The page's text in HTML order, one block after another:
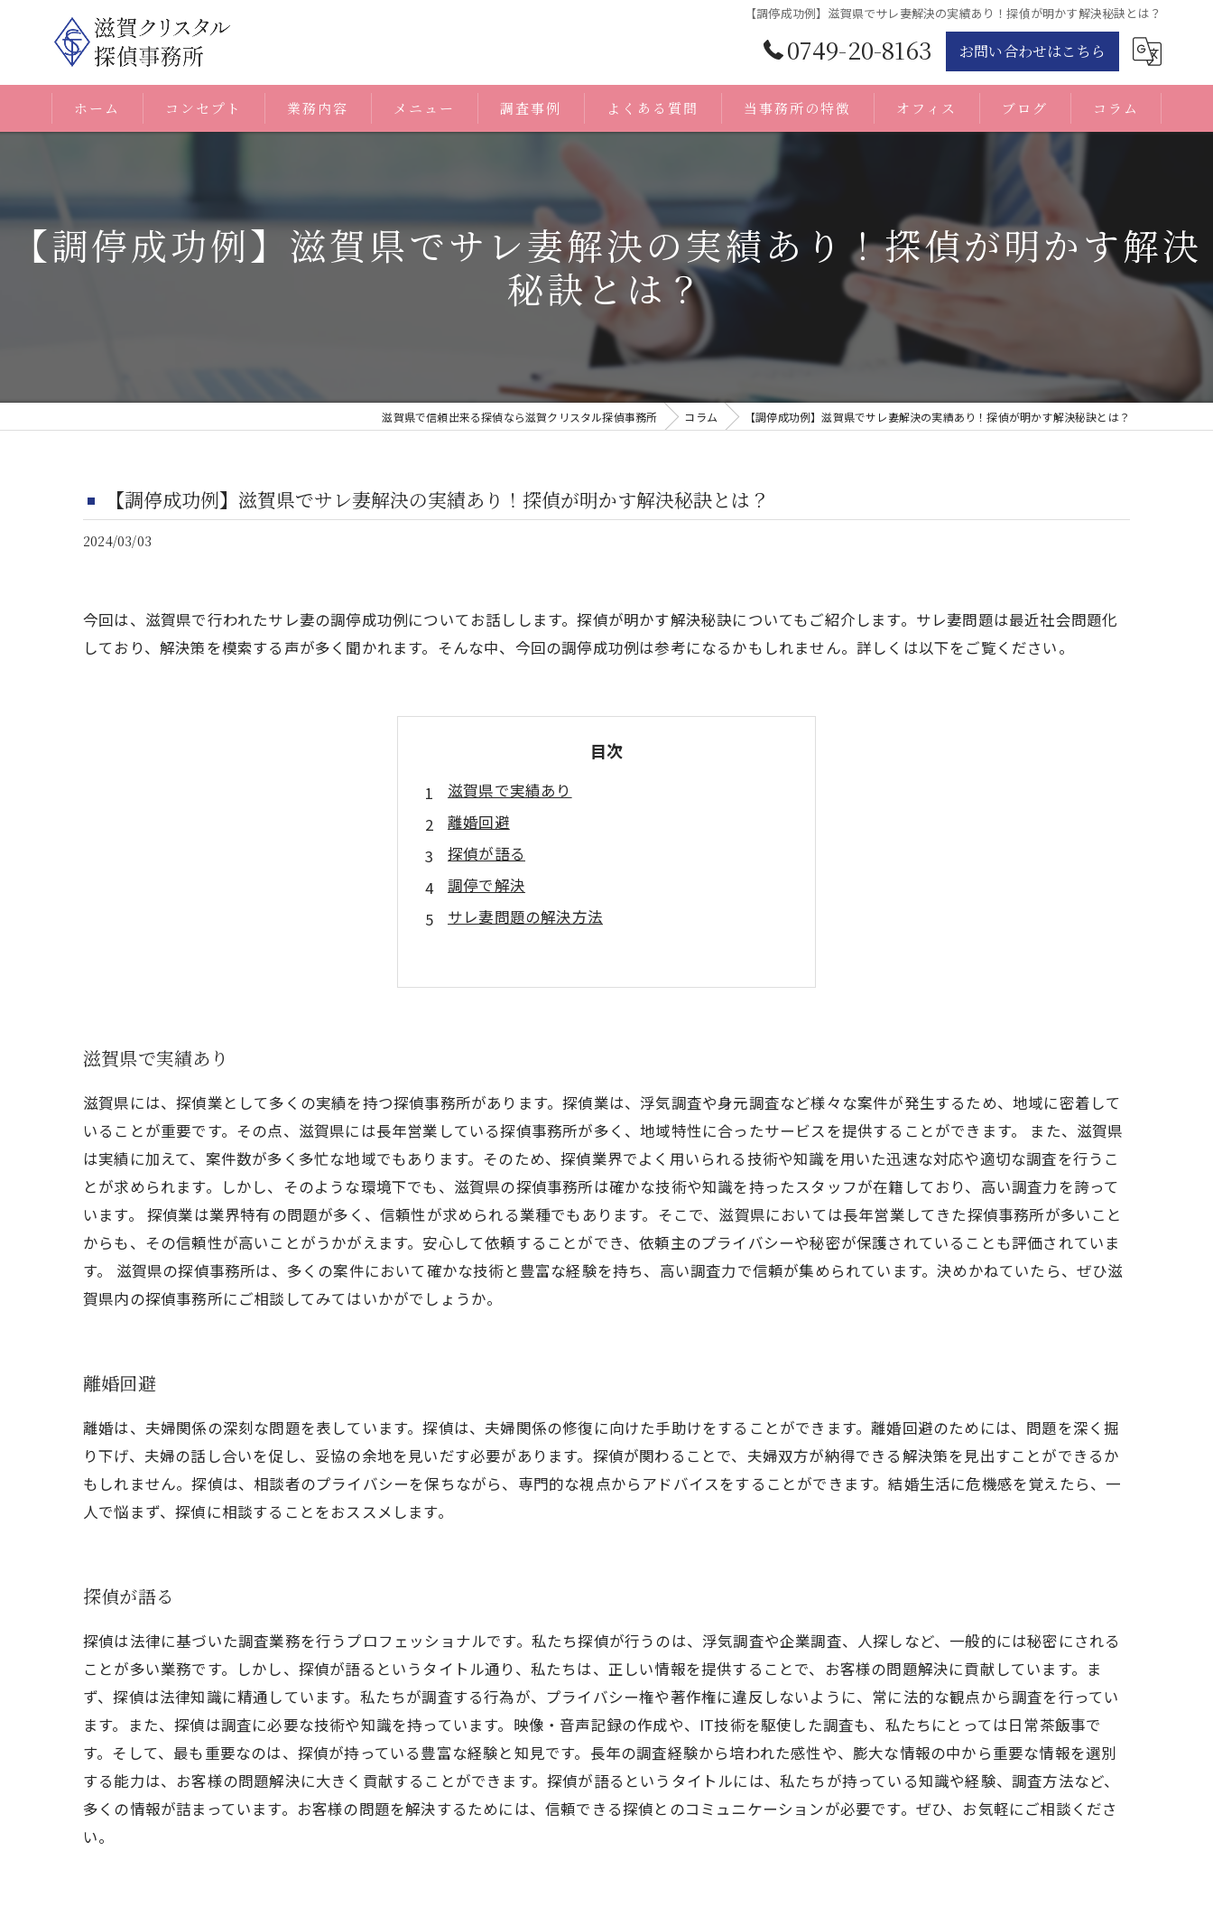
【調停成功例】滋賀県でサレ妻解決の実績あり！探偵が明かす解決秘訣とは？
0749-20-8163 お問い合わせはこちら
ホーム コンセプト 業務内容 メニュー 調査事例 よくある質問 当事務所の特徴
身辺調査
証拠
オフィス ブログ コラム
【調停成功例】滋賀県でサレ妻解決の実績あり！探偵が明かす解決
秘訣とは？
滋賀県で信頼出来る探偵なら滋賀クリスタル探偵事務所 コラム 【調停成功例】滋賀県でサレ妻解決の実績あり！探偵が明かす解決秘訣とは？
【調停成功例】滋賀県でサレ妻解決の実績あり！探偵が明かす解決秘訣とは？
2024/03/03
今回は、滋賀県で行われたサレ妻の調停成功例についてお話しします。探偵が明かす解決秘訣についてもご紹介します。サレ妻問題は最近社会問題化
しており、解決策を模索する声が多く聞かれます。そんな中、今回の調停成功例は参考になるかもしれません。詳しくは以下をご覧ください。
目次
滋賀県で実績あり
離婚回避
探偵が語る
調停で解決
サレ妻問題の解決方法
滋賀県で実績あり
滋賀県には、探偵業として多くの実績を持つ探偵事務所があります。探偵業は、浮気調査や身元調査など様々な案件が発生するため、地域に密着して
いることが重要です。その点、滋賀県には長年営業している探偵事務所が多く、地域特性に合ったサービスを提供することができます。 また、滋賀県
は実績に加えて、案件数が多く多忙な地域でもあります。そのため、探偵業界でよく用いられる技術や知識を用いた迅速な対応や適切な調査を行うこ
とが求められます。しかし、そのような環境下でも、滋賀県の探偵事務所は確かな技術や知識を持ったスタッフが在籍しており、高い調査力を誇って
います。 探偵業は業界特有の問題が多く、信頼性が求められる業種でもあります。そこで、滋賀県においては長年営業してきた探偵事務所が多いこと
からも、その信頼性が高いことがうかがえます。安心して依頼することができ、依頼主のプライバシーや秘密が保護されていることも評価されていま
す。 滋賀県の探偵事務所は、多くの案件において確かな技術と豊富な経験を持ち、高い調査力で信頼が集められています。決めかねていたら、ぜひ滋
賀県内の探偵事務所にご相談してみてはいかがでしょうか。
離婚回避
離婚は、夫婦関係の深刻な問題を表しています。探偵は、夫婦関係の修復に向けた手助けをすることができます。離婚回避のためには、問題を深く掘
り下げ、夫婦の話し合いを促し、妥協の余地を見いだす必要があります。探偵が関わることで、夫婦双方が納得できる解決策を見出すことができるか
もしれません。探偵は、相談者のプライバシーを保ちながら、専門的な視点からアドバイスをすることができます。結婚生活に危機感を覚えたら、一
人で悩まず、探偵に相談することをおススメします。
探偵が語る
探偵は法律に基づいた調査業務を行うプロフェッショナルです。私たち探偵が行うのは、浮気調査や企業調査、人探しなど、一般的には秘密にされる
ことが多い業務です。しかし、探偵が語るというタイトル通り、私たちは、正しい情報を提供することで、お客様の問題解決に貢献しています。ま
ず、探偵は法律知識に精通しています。私たちが調査する行為が、プライバシー権や著作権に違反しないように、常に法的な観点から調査を行ってい
ます。また、探偵は調査に必要な技術や知識を持っています。映像・音声記録の作成や、IT技術を駆使した調査も、私たちにとっては日常茶飯事で
す。そして、最も重要なのは、探偵が持っている豊富な経験と知見です。長年の調査経験から培われた感性や、膨大な情報の中から重要な情報を選別
する能力は、お客様の問題解決に大きく貢献することができます。探偵が語るというタイトルには、私たちが持っている知識や経験、調査方法など、
多くの情報が詰まっています。お客様の問題を解決するためには、信頼できる探偵とのコミュニケーションが必要です。ぜひ、お気軽にご相談くださ
い。